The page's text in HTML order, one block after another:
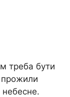
треба бути
небесне.